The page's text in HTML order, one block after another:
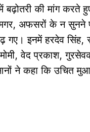
की मांग करते
मगर, अफसरों के न सुनने
गए। इनमें हरदेव सिंह,
वेद प्रकाश,
ने कहा कि उचित